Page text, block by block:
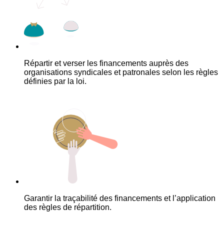
Répartir et verser les financements auprès des
organisations syndicales et patronales selon les règles
définies par la loi.
Garantir la traçabilité des financements et l’application
des règles de répartition.